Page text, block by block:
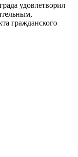
удовлетворил
гражданского